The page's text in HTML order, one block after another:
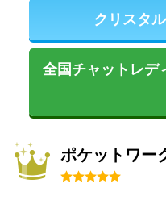
クリスタ
全国チャットレデ
ポケットワー